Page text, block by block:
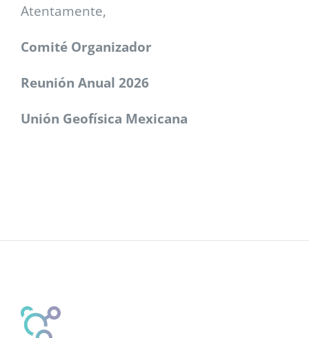
Atentamente,
Comité Organizador
Reunión Anual 2026
Unión Geofísica Mexicana